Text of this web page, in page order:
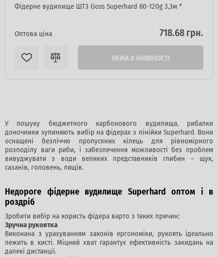
Фідерне вудилище ШТ3 Goss Superhard 60-120g 3,3м *
Оптова ціна 718.68 грн.
НЕМА В НАЯВНОСТІ
У пошуку бюджетного карбонового вудилища, рибалки
доночники зупиняють вибір на фідерах з лінійки Superhard. Вони
оснащені безліччю пропускних кілець для рівномірного
розподілу ваги риби, і забезпечення можливості без проблем
вивуджувати з води великих представників глибин – щук,
сазанів, головень, лящів.
Недороге фідерне вудилище Superhard оптом і в
роздріб
Зробити вибір на користь фідера варто з таких причин:
Зручна рукоятка
Виконана з урахуванням законів ергономіки, рукоять ідеально
лежить в кисті. Міцний хват гарантує ефективність закидань на
далекі дистанції.